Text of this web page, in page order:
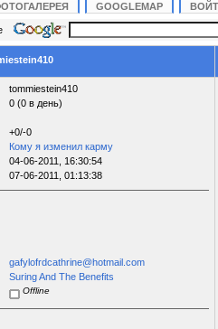
GOOGLEMAP
tommiestein410
0 (0 в день)
+0/-0
Кому я изменил карму
04-06-2011, 16:30:54
07-06-2011, 01:13:38
gafylofrdcathrine@hotmail.com
Suring And The Benefits
Offline